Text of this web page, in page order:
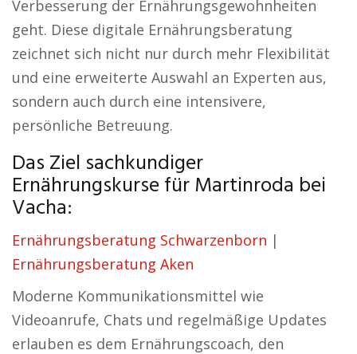
Verbesserung der Ernährungsgewohnheiten
geht. Diese digitale Ernährungsberatung
zeichnet sich nicht nur durch mehr Flexibilität
und eine erweiterte Auswahl an Experten aus,
sondern auch durch eine intensivere,
persönliche Betreuung.
Das Ziel sachkundiger
Ernährungskurse für Martinroda bei
Vacha:
Ernährungsberatung Schwarzenborn |
Ernährungsberatung Aken
Moderne Kommunikationsmittel wie
Videoanrufe, Chats und regelmäßige Updates
erlauben es dem Ernährungscoach, den